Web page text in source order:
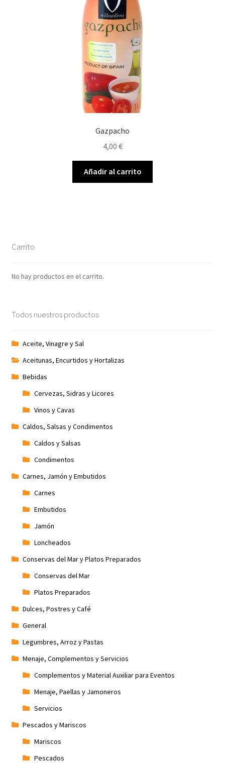
Gazpacho
4,00 €
Añadir al carrito
Carrito
No hay productos en el carrito.
Todos nuestros productos
Aceite, Vinagre y Sal
Aceitunas, Encurtidos y Hortalizas
Bebidas
Cervezas, Sidras y Licores
Vinos y Cavas
Caldos, Salsas y Condimentos
Caldos y Salsas
Condimentos
Carnes, Jamón y Embutidos
Carnes
Embutidos
Jamón
Loncheados
Conservas del Mar y Platos Preparados
Conservas del Mar
Platos Preparados
Dulces, Postres y Café
General
Legumbres, Arroz y Pastas
Menaje, Complementos y Servicios
Complementos y Material Auxiliar para Eventos
Menaje, Paellas y Jamoneros
Servicios
Pescados y Mariscos
Mariscos
Pescados